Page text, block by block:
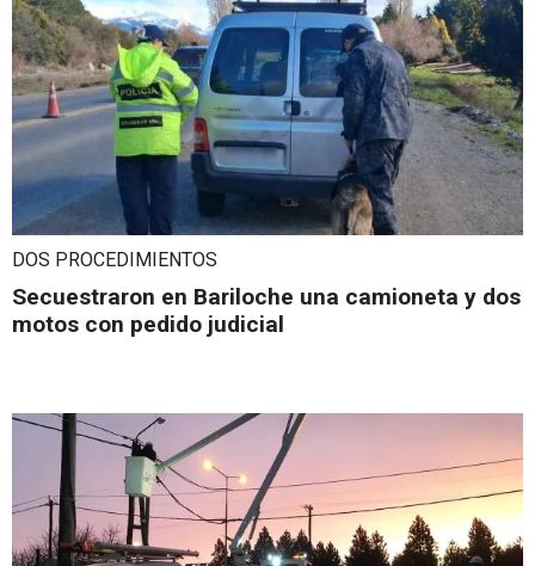
DOS PROCEDIMIENTOS
Secuestraron en Bariloche una camioneta y dos
motos con pedido judicial